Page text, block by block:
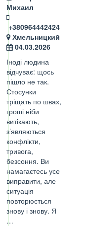
Михаил
+380964442424
Хмельницкий
04.03.2026
Іноді людина
відчуває: щось
пішло не так.
Стосунки
тріщать по швах,
гроші ніби
витікають,
з’являються
конфлікти,
тривога,
безсоння. Ви
намагаєтесь усе
виправити, але
ситуація
повторюється
знову і знову. Я
…